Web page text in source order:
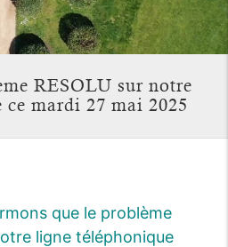
RESOLU sur notre
mardi 27 mai 2025
que le problème
ligne téléphonique